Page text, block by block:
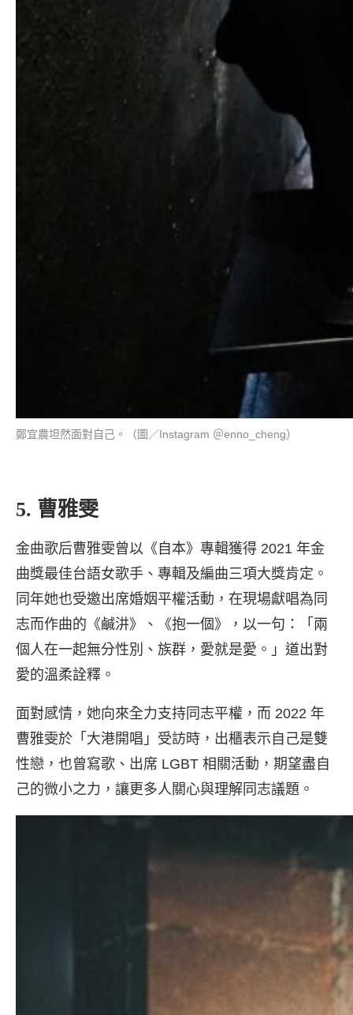
鄭宜農坦然面對自己。（圖／Instagram ＠enno_cheng）
5. 曹雅雯
金曲歌后曹雅雯曾以《自本》專輯獲得 2021 年金
曲獎最佳台語女歌手、專輯及編曲三項大獎肯定。
同年她也受邀出席婚姻平權活動，在現場獻唱為同
志而作曲的《鹹汫》、《抱一個》，以一句：「兩
個人在一起無分性別、族群，愛就是愛。」道出對
愛的溫柔詮釋。
面對感情，她向來全力支持同志平權，而 2022 年
曹雅雯於「大港開唱」受訪時，出櫃表示自己是雙
性戀，也曾寫歌、出席 LGBT 相關活動，期望盡自
己的微小之力，讓更多人關心與理解同志議題。